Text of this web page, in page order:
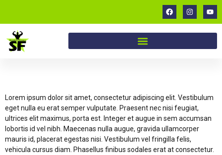
Lorem ipsum dolor sit amet, consectetur adipiscing elit. Vestibulum
eget nulla eu erat semper vulputate. Praesent nec nisi feugiat,
ultrices elit maximus, porta est. Integer et augue in sem accumsan
lobortis id vel nibh. Maecenas nulla augue, gravida ullamcorper
mauris id, placerat egestas nisi. Vestibulum vel fringilla felis,
vehicula cursus diam. Phasellus finibus sodales erat at consectetur.